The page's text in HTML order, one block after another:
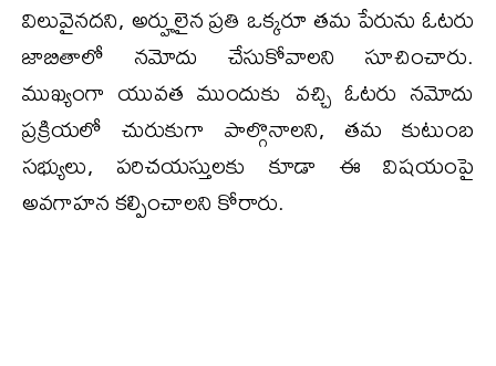
విలువైనదని, అర్హులైన ప్రతి ఒక్కరూ తమ పేరును ఓటరు
జాబితాలో నమోదు చేసుకోవాలని సూచించారు.
ముఖ్యంగా యువత ముందుకు వచ్చి ఓటరు నమోదు
ప్రక్రియలో చురుకుగా పాల్గొనాలని, తమ కుటుంబ
సభ్యులు, పరిచయస్తులకు కూడా ఈ విషయంపై
అవగాహన కల్పించాలని కోరారు.